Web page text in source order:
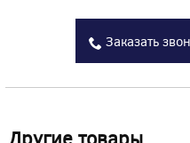
Заказать
Другие товары